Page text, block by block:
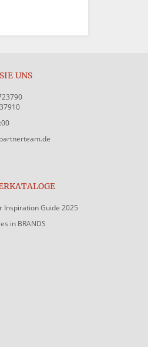
UNS
Inspiration Guide 2025
in BRANDS